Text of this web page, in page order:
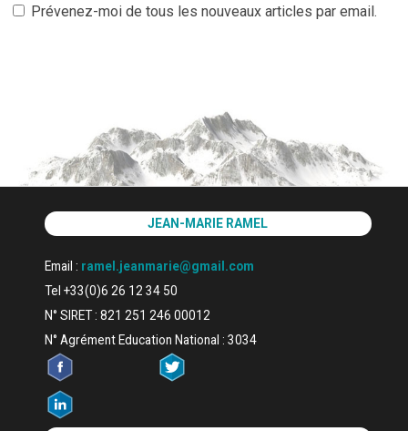
Prévenez-moi de tous les nouveaux articles par email.
JEAN-MARIE RAMEL
Email : ramel.jeanmarie@gmail.com
Tel +33(0)6 26 12 34 50
N° SIRET : 821 251 246 00012
N° Agrément Education National : 3034